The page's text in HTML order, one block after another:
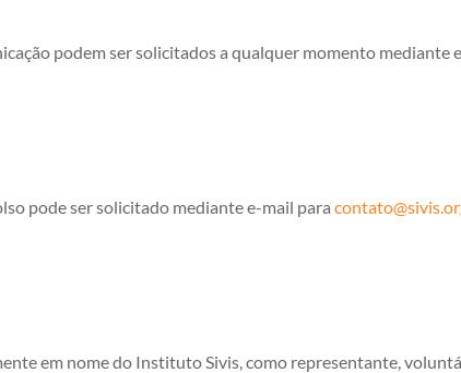
podem ser solicitados a qualquer momento mediante
pode ser solicitado mediante e-mail para
em nome do Instituto Sivis, como representante,